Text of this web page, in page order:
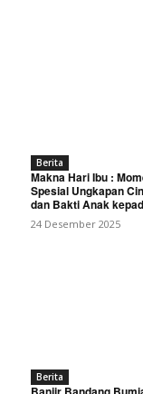
Berita
Makna Hari Ibu :
Spesial Ungkapan
dan Bakti Anak
24 Desember 2025
Berita